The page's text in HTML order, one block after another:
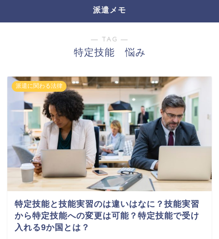
派遣メモ
― TAG ―
特定技能 悩み
派遣に関わる法律
特定技能と技能実習のは違いはなに？技能実習
から特定技能への変更は可能？特定技能で受け
入れる9か国とは？